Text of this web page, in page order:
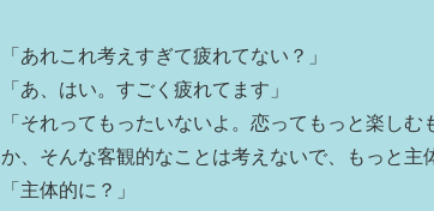
「あれこれ考えすぎて疲れてない？」
「あ、はい。すごく疲れてます」
「それってもったいないよ。恋ってもっと楽し
か、そんな客観的なことは考えないで、もっと主
「主体的に？」